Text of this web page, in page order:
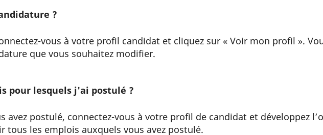
?
vous à votre profil candidat et cliquez sur « Voir mon profil ».
que vous souhaitez modifier.
pour lesquels j'ai postulé ?
avez postulé, connectez-vous à votre profil de candidat et développez
tous les emplois auxquels vous avez postulé.